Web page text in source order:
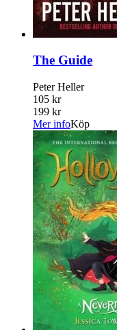
The Guide
Peter Heller
105 kr
199 kr
Mer infoKöp